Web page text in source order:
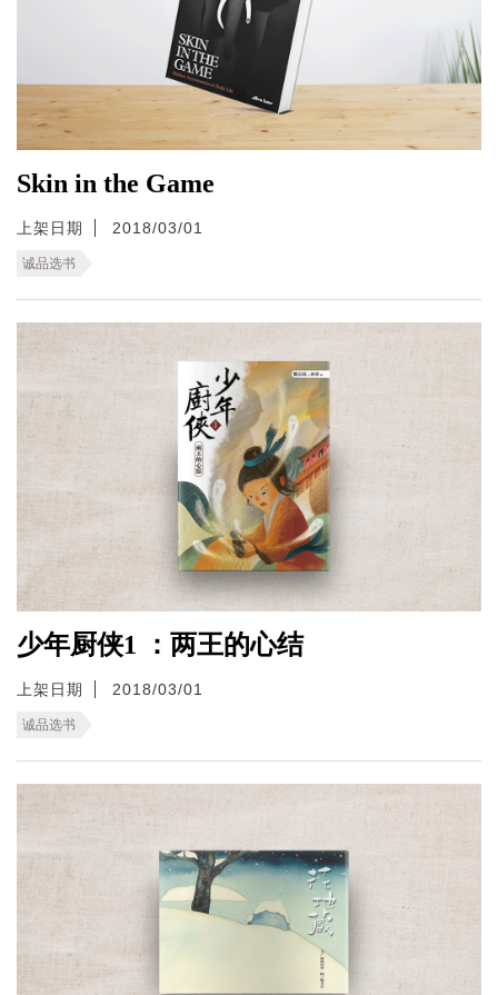
Skin in the Game
上架日期 2018/03/01
诚品选书
少年厨侠1 ：两王的心结
上架日期 2018/03/01
诚品选书